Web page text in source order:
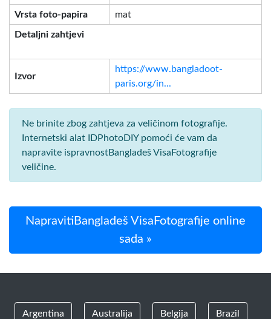
Vrsta foto-papira mat
Detaljni zahtjevi
Izvor
https://www.bangladoot-
paris.org/in...
Ne brinite zbog zahtjeva za veličinom fotografije.
Internetski alat IDPhotoDIY pomoći će vam da
napravite ispravnostBangladeš VisaFotografije
veličine.
NapravitiBangladeš VisaFotografije online
sada »
Argentina Australija Belgija Brazil